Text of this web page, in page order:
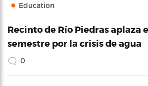
Education
Recinto de Río Piedras aplaza
semestre por la crisis de agua
0